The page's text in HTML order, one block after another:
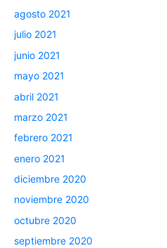
agosto 2021
julio 2021
junio 2021
mayo 2021
abril 2021
marzo 2021
febrero 2021
enero 2021
diciembre 2020
noviembre 2020
octubre 2020
septiembre 2020